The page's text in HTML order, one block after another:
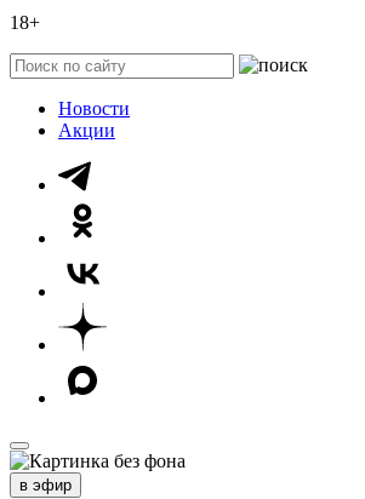
18+
Новости
Акции
в эфир